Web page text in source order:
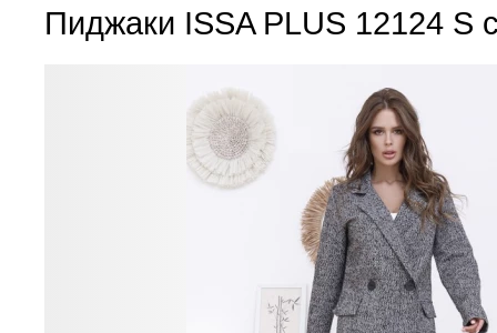
Пиджаки ISSA PLUS 12124 S